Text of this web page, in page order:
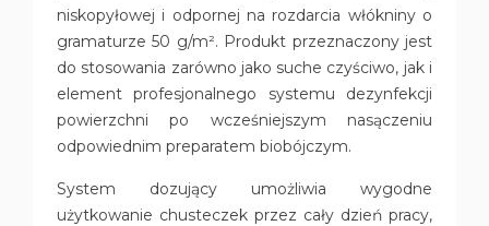
niskopyłowej i odpornej na rozdarcia włókniny o
gramaturze 50 g/m². Produkt przeznaczony jest
do stosowania zarówno jako suche czyściwo, jak i
element profesjonalnego systemu dezynfekcji
powierzchni po wcześniejszym nasączeniu
odpowiednim preparatem biobójczym.
System dozujący umożliwia wygodne
użytkowanie chusteczek przez cały dzień pracy,